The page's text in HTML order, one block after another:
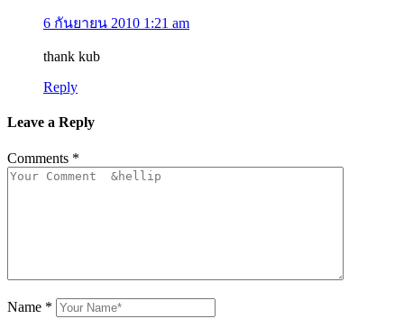
6 กันยายน 2010 1:21 am
thank kub
Reply
Leave a Reply
Comments *
Name *